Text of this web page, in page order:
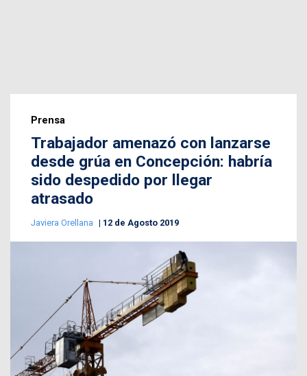
Prensa
Trabajador amenazó con lanzarse
desde grúa en Concepción: habría
sido despedido por llegar
atrasado
Javiera Orellana 12 de Agosto 2019